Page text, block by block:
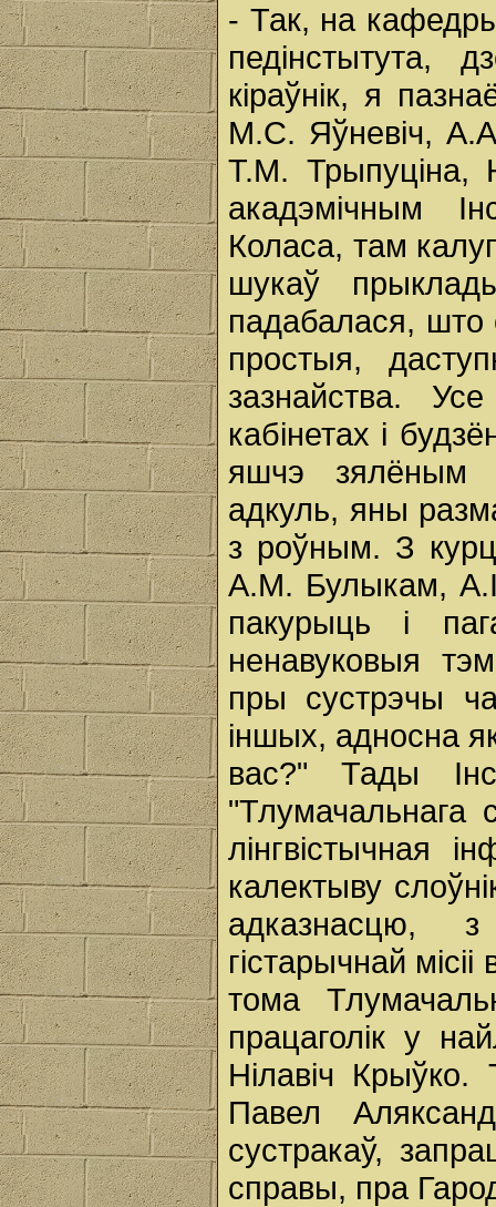
- Так, на
педінстытута,
кіраўнік, я
М.С. Яўневіч,
Т.М. Трыпуціна,
акадэмічным
Коласа, там
шукаў
падабалася, што
простыя,
зазнайства.
кабінетах і
яшчэ зялёным
адкуль, яны
з роўным. З
А.М. Булыкам,
пакурыць і
ненавуковыя
пры сустрэчы
іншых, адносна
вас?" Тады
"Тлумачальнага
лінгвістычная
калектыву
адказнасцю,
гістарычнай
тома
працаголік у
Нілавіч Крыўко.
Павел
сустракаў,
справы, пра